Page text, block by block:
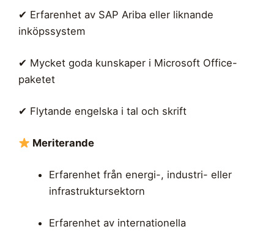
✔ Erfarenhet av SAP Ariba eller liknande
inköpssystem
✔ Mycket goda kunskaper i Microsoft Office-
paketet
✔ Flytande engelska i tal och skrift
Meriterande
Erfarenhet från energi-, industri- eller
infrastruktursektorn
Erfarenhet av internationella